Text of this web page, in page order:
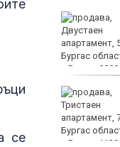
се
на